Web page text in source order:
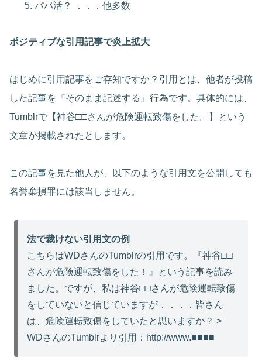
パパ活？ ．．．他多数
ポジティブな引用記事で炎上拡大
はじめに引用記事をご存知ですか？引用とは、他者が投稿
した記事を『そのまま記述する』行為です。具体的には、
Tumblrで【神谷□□さんが危険運転致傷をした。】という
文章が掲載されたとします。
この記事を見た他人が、以下のような引用文を公開しても
名誉棄損罪には該当しません。
法で裁けない引用文の例
こちらはWDさんのTumblrの引用です。『神谷□□
さんが危険運転致傷をした！』という記事を読み
ました。ですが、私は神谷□□さんが危険運転致傷
をしていないと信じていますが．．．．皆さん
は、危険運転致傷をしていたと思いますか？ >
WDさんのTumblrより引用：http://www.■■■■